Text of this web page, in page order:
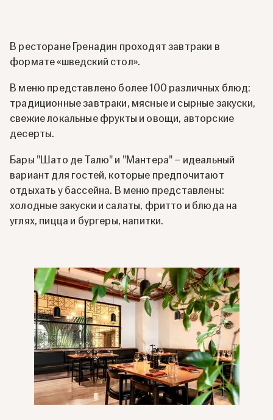
В ресторане Гренадин проходят завтраки в
формате «шведский стол».
В меню представлено более 100 различных блюд:
традиционные завтраки, мясные и сырные закуски,
свежие локальные фрукты и овощи, авторские
десерты.
Бары "Шато де Талю" и "Мантера" – идеальный
вариант для гостей, которые предпочитают
отдыхать у бассейна. В меню представлены:
холодные закуски и салаты, фритто и блюда на
углях, пицца и бургеры, напитки.